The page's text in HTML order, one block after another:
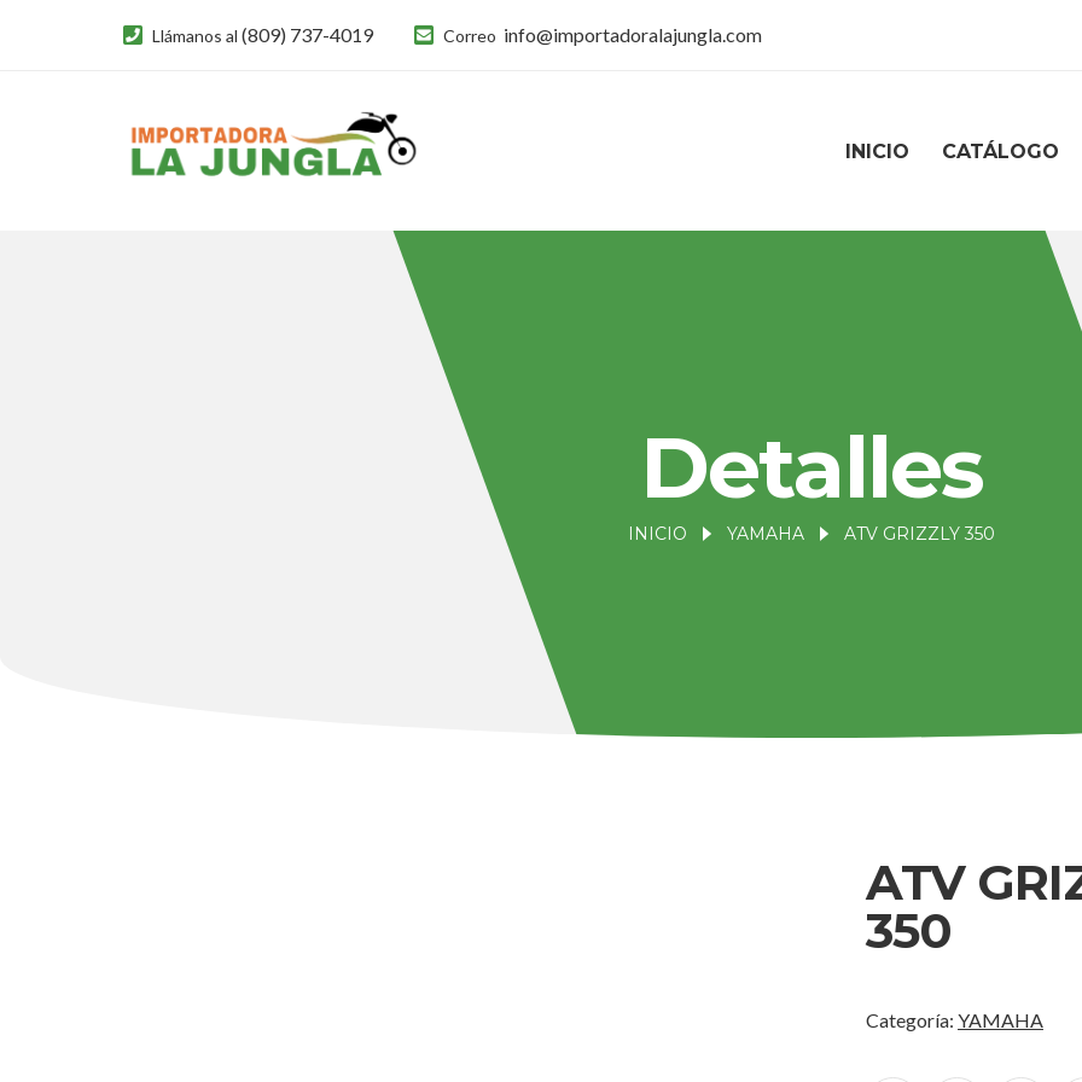
Llámanos al (809) 737-4019 Correo info@importadoralajungla.com
INICIO CATÁLOGO
Detalles
INICIO YAMAHA ATV GRIZZLY 350
ATV
350
Categoría: YAMAHA